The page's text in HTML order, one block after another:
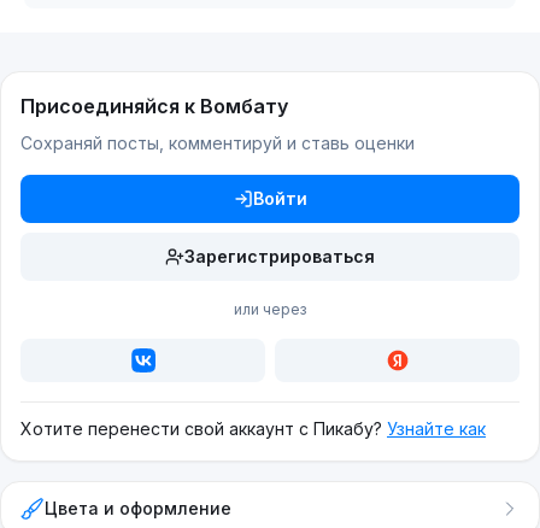
Присоединяйся к Вомбату
Сохраняй посты, комментируй и ставь оценки
Войти
Зарегистрироваться
или через
Хотите перенести свой аккаунт с Пикабу? Узнайте как
Цвета и оформление